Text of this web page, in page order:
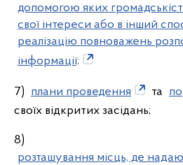
допомогою яких
свої інтереси або в інший
реалізацію повноважень
інформації;
7) плани проведення та
своїх відкритих засідань;
8)
розташування місць, де